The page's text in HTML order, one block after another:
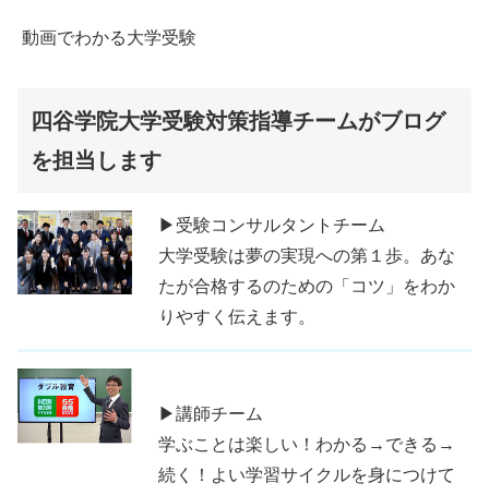
動画でわかる大学受験
四谷学院大学受験対策指導チームがブログ
を担当します
▶受験コンサルタントチーム
大学受験は夢の実現への第１歩。あな
たが合格するのための「コツ」をわか
りやすく伝えます。
▶講師チーム
学ぶことは楽しい！わかる→できる→
続く！よい学習サイクルを身につけて